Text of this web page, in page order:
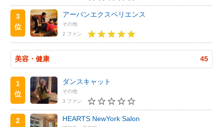
3
位
アーバンエクスペリエンス
その他
2 ファン
美容・健康 45
1
位
ダンスキャット
その他
3 ファン
2
HEARTS NewYork Salon